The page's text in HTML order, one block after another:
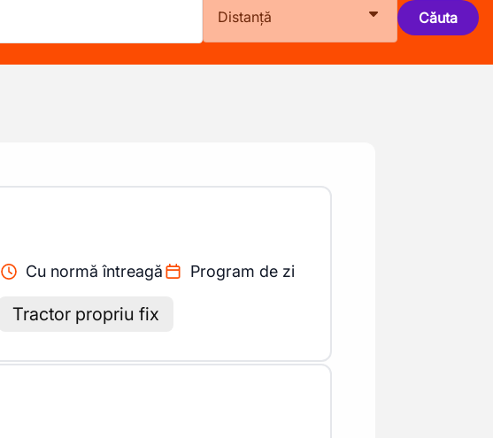
Distanță Căuta
Cu normă întreagă Program de zi
Tractor propriu fix